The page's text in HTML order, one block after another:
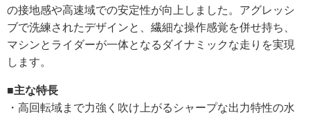
の接地感や高速域での安定性が向上しました。アグレッシ
ブで洗練されたデザインと、繊細な操作感覚を併せ持ち、
マシンとライダーが一体となるダイナミックな走りを実現
します。
■主な特長
・高回転域まで力強く吹け上がるシャープな出力特性の水